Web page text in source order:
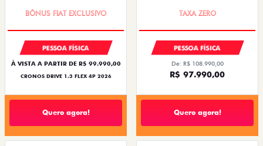
PESSOA FÍSICA
À VISTA A PARTIR DE R$ 99.990,00
CRONOS DRIVE 1.3 FLEX 4P 2026
Quero agora!
PESSOA FÍSICA
De: R$ 108.990,00
R$ 97.990,00
Quero agora!